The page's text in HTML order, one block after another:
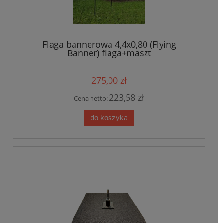
Flaga bannerowa 4,4x0,80 (Flying
Banner) flaga+maszt
275,00 zł
Cena netto: 223,58 zł
do koszyka